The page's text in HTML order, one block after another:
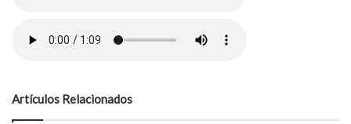
Artículos Relacionados